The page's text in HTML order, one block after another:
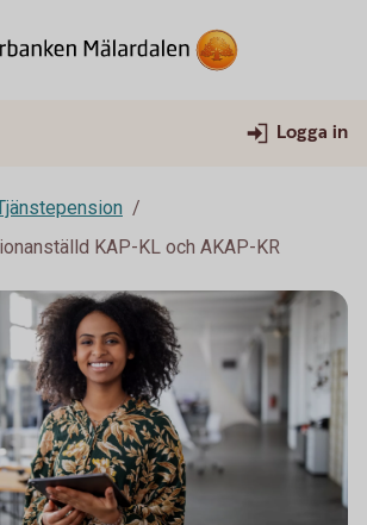
Logga in
KAP-KL och AKAP-KR